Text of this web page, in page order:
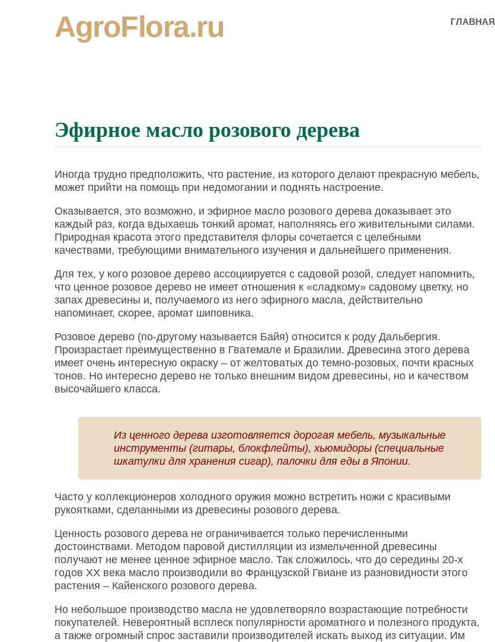
AgroFlora.ru ГЛАВНАЯ
Эфирное масло розового дерева
Иногда трудно предположить, что растение, из которого делают прекрасную мебель,
может прийти на помощь при недомогании и поднять настроение.
Оказывается, это возможно, и эфирное масло розового дерева доказывает это
каждый раз, когда вдыхаешь тонкий аромат, наполняясь его живительными силами.
Природная красота этого представителя флоры сочетается с целебными
качествами, требующими внимательного изучения и дальнейшего применения.
Для тех, у кого розовое дерево ассоциируется с садовой розой, следует напомнить,
что ценное розовое дерево не имеет отношения к «сладкому» садовому цветку, но
запах древесины и, получаемого из него эфирного масла, действительно
напоминает, скорее, аромат шиповника.
Розовое дерево (по-другому называется Байя) относится к роду Дальбергия.
Произрастает преимущественно в Гватемале и Бразилии. Древесина этого дерева
имеет очень интересную окраску – от желтоватых до темно-розовых, почти красных
тонов. Но интересно дерево не только внешним видом древесины, но и качеством
высочайшего класса.
Из ценного дерева изготовляется дорогая мебель, музыкальные
инструменты (гитары, блокфлейты), хьюмидоры (специальные
шкатулки для хранения сигар), палочки для еды в Японии.
Часто у коллекционеров холодного оружия можно встретить ножи с красивыми
рукоятками, сделанными из древесины розового дерева.
Ценность розового дерева не ограничивается только перечисленными
достоинствами. Методом паровой дистилляции из измельченной древесины
получают не менее ценное эфирное масло. Так сложилось, что до середины 20-х
годов XX века масло производили во Французской Гвиане из разновидности этого
растения – Кайенского розового дерева.
Но небольшое производство масла не удовлетворяло возрастающие потребности
покупателей. Невероятный всплеск популярности ароматного и полезного продукта,
а также огромный спрос заставили производителей искать выход из ситуации. Им